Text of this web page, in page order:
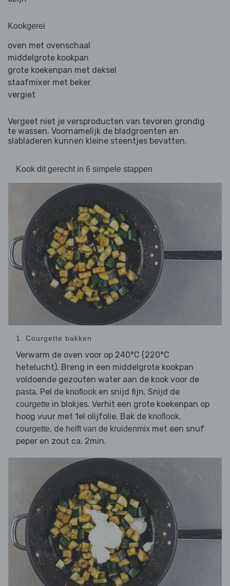
Kookgerei
oven met ovenschaal
middelgrote kookpan
grote koekenpan met deksel
staafmixer met beker
vergiet
Vergeet niet je versproducten van tevoren grondig
te wassen. Voornamelijk de bladgroenten en
slabladeren kunnen kleine steentjes bevatten.
Kook dit gerecht in 6 simpele stappen
1. Courgette bakken
Verwarm de oven voor op 240°C (220°C
hetelucht). Breng in een middelgrote kookpan
voldoende gezouten water aan de kook voor de
pasta. Pel de knoflook en snijd fijn. Snijd de
courgette in blokjes. Verhit een grote koekenpan op
hoog vuur met 1el olijfolie. Bak de knoflook,
courgette, de helft van de kruidenmix met een snuf
peper en zout ca. 2min.